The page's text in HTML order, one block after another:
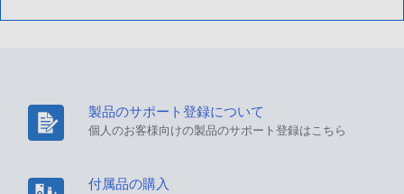
製品のサポート登録について
個人のお客様向けの製品のサポート登録はこちら
付属品の購入